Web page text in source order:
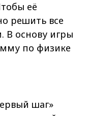
её
решить все
В основу игры
по физике
шаг»